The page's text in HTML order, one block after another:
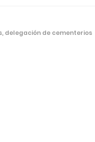
delegación de cementerios